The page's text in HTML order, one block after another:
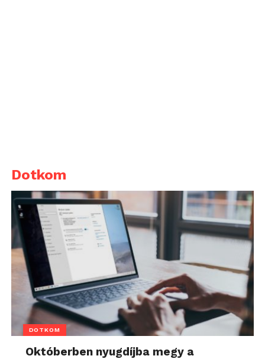
Dotkom
DOTKOM
Októberben nyugdíjba megy a